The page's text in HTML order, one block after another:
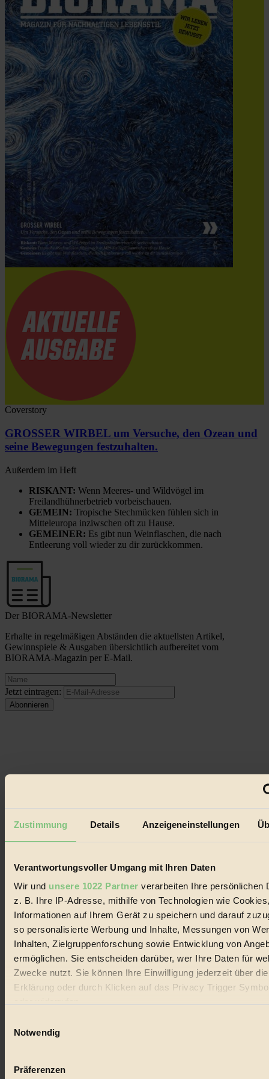
Zustimmung Details Anzeigeneinstellungen
Verantwortungsvoller Umgang mit Ihren Daten
Wir und unsere 1022 Partner verarbeiten Ihre persönlichen
z. B. Ihre IP-Adresse, mithilfe von Technologien wie
Informationen auf Ihrem Gerät zu speichern und darauf
so personalisierte Werbung und Inhalte, Messungen von
Inhalten, Zielgruppenforschung sowie Entwicklung von
ermöglichen. Sie entscheiden darüber, wer Ihre Daten für
Zwecke nutzt. Sie können Ihre Einwilligung jederzeit über
Erklärung oder durch Klicken auf das Privacy Trigger
Wenn Sie es erlauben, würden wir auch gerne:
Ihr Gerät durch aktives Scannen nach bestimmten
Notwendig
Präferenzen
Coverstory
GROSSER WIRBEL um Versuche, den Ozean und
seine Bewegungen festzuhalten.
Außerdem im Heft
RISKANT: Wenn Meeres- und Wildvögel im
Freilandhühnerbetrieb vorbeischauen.
GEMEIN: Tropische Stechmücken fühlen sich in
Mitteleuropa inziwschen oft zu Hause.
GEMEINER: Es gibt nun Weinflaschen, die nach
Entleerung voll wieder zu dir zurückkommen.
Der BIORAMA-Newsletter
Erhalte in regelmäßigen Abständen die aktuellsten Artikel,
Gewinnspiele & Ausgaben übersichtlich aufbereitet vom
BIORAMA-Magazin per E-Mail.
Jetzt eintragen:
© 2026 Biorama GmbH
Datenschutz
Mediadaten
Biorama steht für einen nachhaltigen Lebensstil und bewussten
und Produkte, ein Leitfaden im schnell wachsenden Markt des
Handels mit Bioprodukten, des Fair-Trade sowie der Branche
alternativer Energien.
Social Media
22.601 Fans auf Facebook
3.415 Follower auf Twitter
Folge uns auf Instagram
Themen
Bio
#
Nachhaltigkeit